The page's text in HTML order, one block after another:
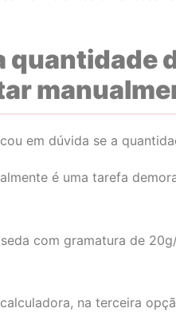
quantidade
em dúvida se a
é uma tarefa
com gramatura de
na terceira